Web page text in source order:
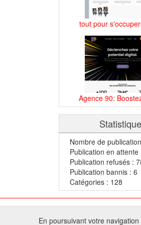
tout pour
Agence 90:
Nombre de
Publication en attente
Publication refusés :
Publication bannis : 6
Catégories : 128
En poursuivant votre